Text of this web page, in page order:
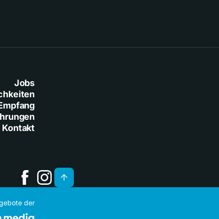
Jobs
Kontakt
der